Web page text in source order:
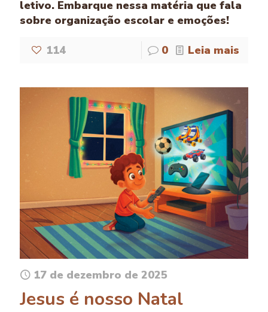
letivo. Embarque nessa matéria que fala
sobre organização escolar e emoções!
114 0 Leia mais
17 de dezembro de 2025
Jesus é nosso Natal